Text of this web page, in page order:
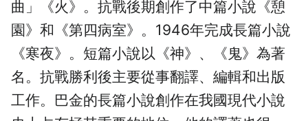
曲」《火》。抗戰後期創作了中篇小說《憩
園》和《第四病室》。1946年完成長篇小說
《寒夜》。短篇小說以《神》、《鬼》為著
名。抗戰勝利後主要從事翻譯、編輯和出版
工作。巴金的長篇小說創作在我國現代小說